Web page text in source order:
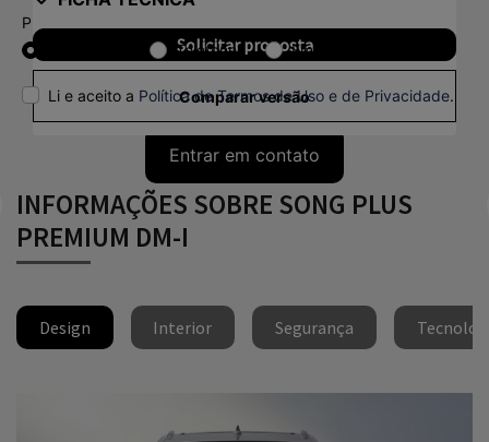
Preferência de contato:
Telefone Email
Li e aceito a Política de Termos de Uso e de Privacidade.
Entrar em contato
Solicitar proposta
Comparar versão
INFORMAÇÕES SOBRE SONG PLUS
PREMIUM DM-I
Design Interior Segurança